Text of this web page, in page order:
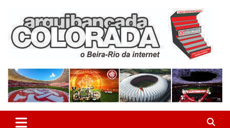
content
Arquibancada Colorada